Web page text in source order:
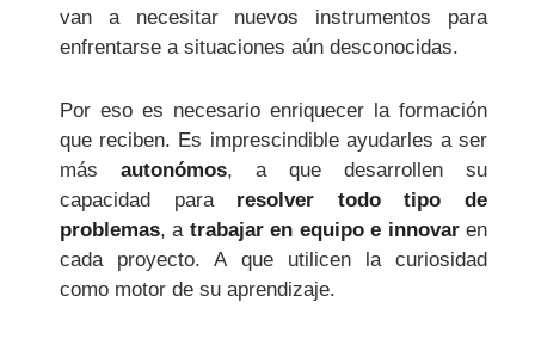
van a necesitar nuevos instrumentos para
enfrentarse a situaciones aún desconocidas.
Por eso es necesario enriquecer la formación
que reciben. Es imprescindible ayudarles a ser
más autonómos, a que desarrollen su
capacidad para resolver todo tipo de
problemas, a trabajar en equipo e innovaren
cada proyecto. A que utilicen la curiosidad
como motor de su aprendizaje.